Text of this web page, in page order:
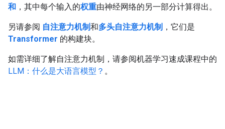
和 ，其中每个输入的权重由神经网络的另一部分计算得出。
另请参阅 自注意力机制和多头自注意力机制 ，它们是
Transformer 的构建块。
如需详细了解自注意力机制，请参阅机器学习速成课程中的
LLM：什么是大语言模型？ 。